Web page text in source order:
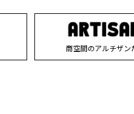
商空間のアルチザン